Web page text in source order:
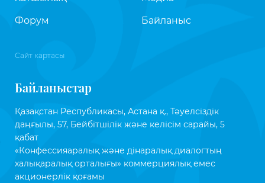
Форум
Байланыс
Сайт картасы
Байланыстар
Қазақстан Республикасы, Астана қ., Тәуелсіздік
даңғылы, 57, Бейбітшілік және келісім сарайы, 5
қабат
«Конфессияаралық және дінаралық диалогтың
халықаралық орталығы» коммерциялық емес
акционерлік қоғамы